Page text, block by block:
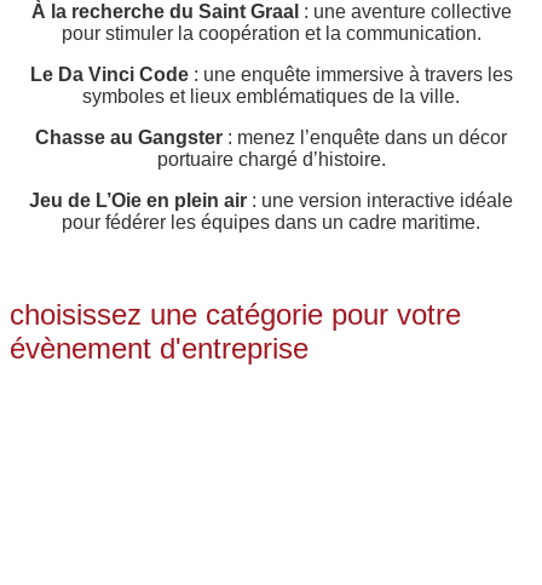
À la recherche du Saint Graal : une aventure collective
pour stimuler la coopération et la communication.
Le Da Vinci Code: une enquête immersive à travers les
symboles et lieux emblématiques de la ville.
Chasse au Gangster : menez l’enquête dans un décor
portuaire chargé d’histoire.
Jeu de L’Oie en plein air : une version interactive idéale
pour fédérer les équipes dans un cadre maritime.
choisissez une catégorie pour votre
évènement d'entreprise